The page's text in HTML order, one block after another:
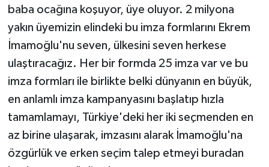
baba ocağına koşuyor, üye oluyor. 2 milyona
yakın üyemizin elindeki bu imza formlarını Ekrem
İmamoğlu'nu seven, ülkesini seven herkese
ulaştıracağız. Her bir formda 25 imza var ve bu
imza formları ile birlikte belki dünyanın en büyük,
en anlamlı imza kampanyasını başlatıp hızla
tamamlamayı, Türkiye'deki her iki seçmenden en
az birine ulaşarak, imzasını alarak İmamoğlu'na
özgürlük ve erken seçim talep etmeyi buradan